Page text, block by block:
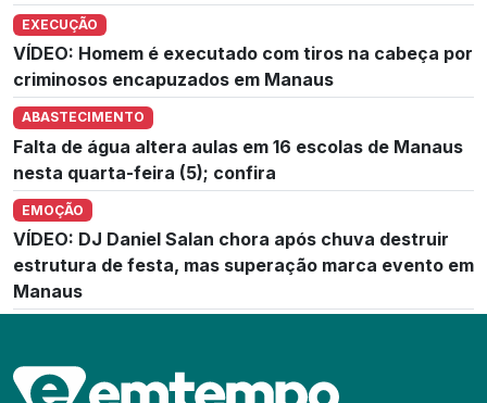
EXECUÇÃO
VÍDEO: Homem é executado com tiros na cabeça por
criminosos encapuzados em Manaus
ABASTECIMENTO
Falta de água altera aulas em 16 escolas de Manaus
nesta quarta-feira (5); confira
EMOÇÃO
VÍDEO: DJ Daniel Salan chora após chuva destruir
estrutura de festa, mas superação marca evento em
Manaus